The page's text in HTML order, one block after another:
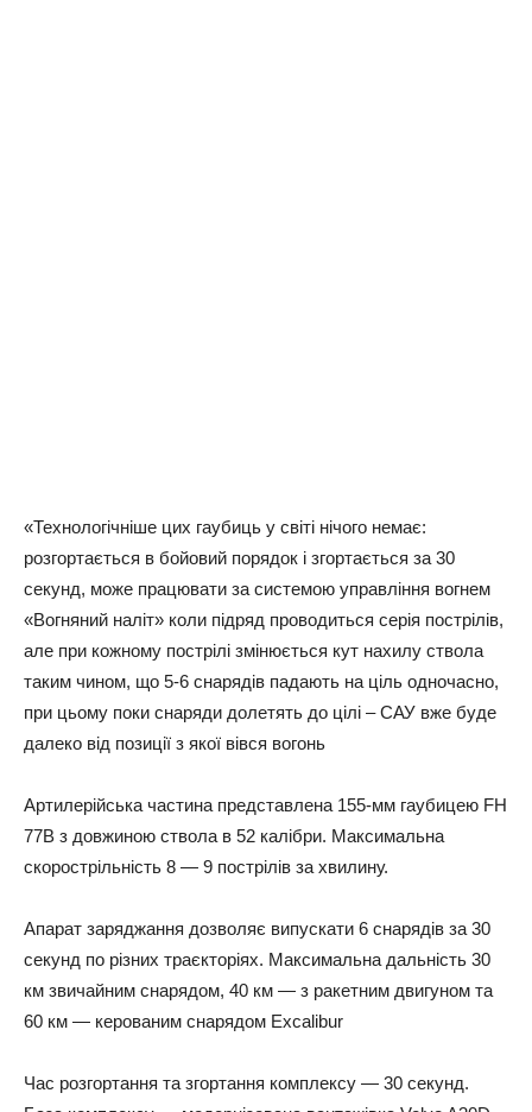
«Технологічніше цих гаубиць у світі нічого немає:
розгортається в бойовий порядок і згортається за 30
секунд, може працювати за системою управління вогнем
«Вогняний наліт» коли підряд проводиться серія пострілів,
але при кожному пострілі змінюється кут нахилу ствола
таким чином, що 5-6 снарядів падають на ціль одночасно,
при цьому поки снаряди долетять до цілі – САУ вже буде
далеко від позиції з якої вівся вогонь
Артилерійська частина представлена 155-мм гаубицею FH
77B з довжиною ствола в 52 калібри. Максимальна
скорострільність 8 — 9 пострілів за хвилину.
Апарат заряджання дозволяє випускати 6 снарядів за 30
секунд по різних траєкторіях. Максимальна дальність 30
км звичайним снарядом, 40 км — з ракетним двигуном та
60 км — керованим снарядом Excalibur
Час розгортання та згортання комплексу — 30 секунд.